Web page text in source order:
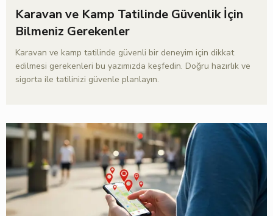
Karavan ve Kamp Tatilinde Güvenlik İçin
Bilmeniz Gerekenler
Karavan ve kamp tatilinde güvenli bir deneyim için dikkat
edilmesi gerekenleri bu yazımızda keşfedin. Doğru hazırlık ve
sigorta ile tatilinizi güvenle planlayın.